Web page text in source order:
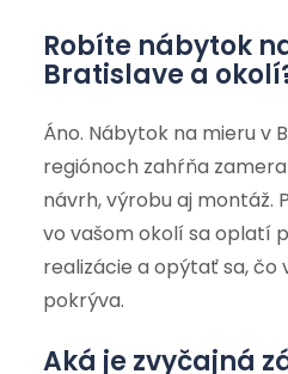
Robíte nábytok
Bratislave a
Áno. Nábytok na mieru v
regiónoch zahŕňa
návrh, výrobu aj montáž.
vo vašom okolí sa oplatí
realizácie a opýtať sa, čo
pokrýva.
Aká je zvyčajná